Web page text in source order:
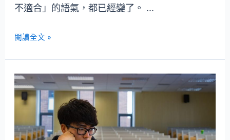
不適合」的語氣，都已經變了。 …
閱讀全文 »